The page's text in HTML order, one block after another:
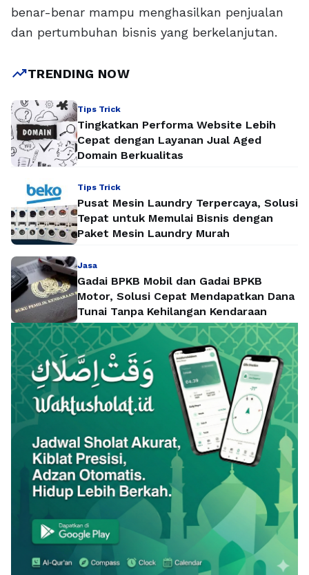
benar-benar mampu menghasilkan penjualan
dan pertumbuhan bisnis yang berkelanjutan.
trending_upTRENDING NOW
Tips Trick
Tingkatkan Performa Website Lebih
Cepat dengan Layanan Jual Aged
Domain Berkualitas
Tips Trick
Pusat Mesin Laundry Terpercaya, Solusi
Tepat untuk Memulai Bisnis dengan
Paket Mesin Laundry Murah
Jasa
Gadai BPKB Mobil dan Gadai BPKB
Motor, Solusi Cepat Mendapatkan Dana
Tunai Tanpa Kehilangan Kendaraan